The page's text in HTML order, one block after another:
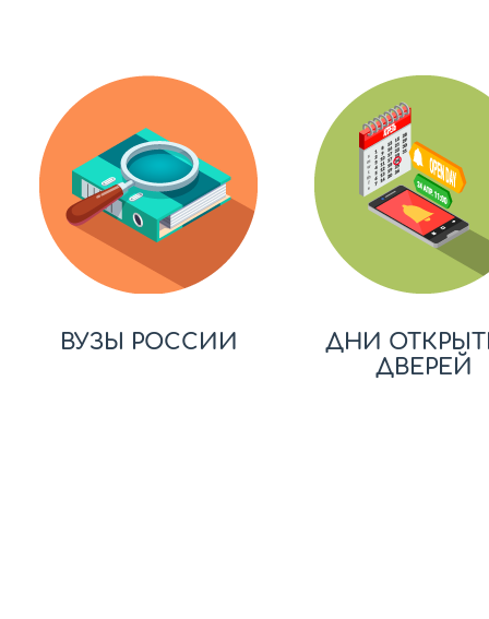
ВУЗЫ РОССИИ
ДНИ
ДВЕРЕЙ